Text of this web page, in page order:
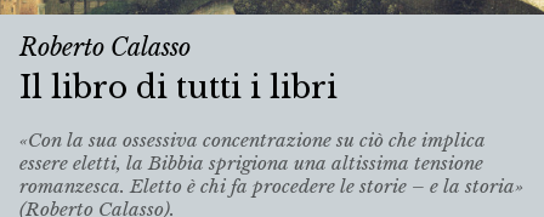
Roberto Calasso
Il libro di tutti i libri
«Con la sua ossessiva concentrazione su ciò che implica
essere eletti, la Bibbia sprigiona una altissima tensione
romanzesca. Eletto è chi fa procedere le storie – e la storia»
(Roberto Calasso).